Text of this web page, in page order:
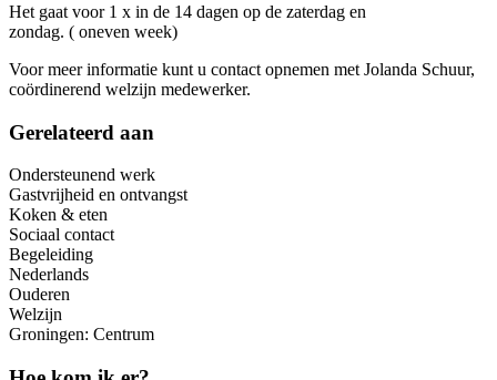
Het gaat voor 1 x in de 14 dagen op de zaterdag en
zondag. ( oneven week)
Voor meer informatie kunt u contact opnemen met Jolanda Schuur,
coördinerend welzijn medewerker.
Gerelateerd aan
Ondersteunend werk
Gastvrijheid en ontvangst
Koken & eten
Sociaal contact
Begeleiding
Nederlands
Ouderen
Welzijn
Groningen: Centrum